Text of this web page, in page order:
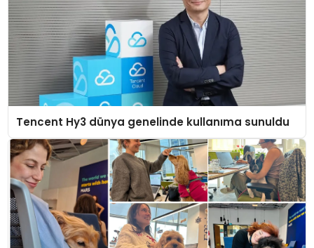
Tencent Hy3 dünya genelinde kullanıma sunuldu